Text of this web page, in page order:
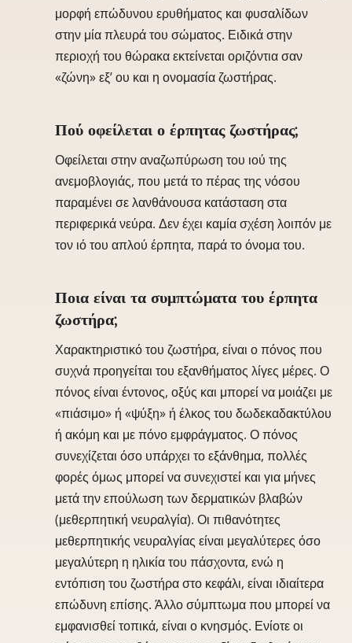
μορφή επώδυνου ερυθήματος και φυσαλίδων
στην μία πλευρά του σώματος. Ειδικά στην
περιοχή του θώρακα εκτείνεται οριζόντια σαν
«ζώνη» εξ’ ου και η ονομασία ζωστήρας.
Πού οφείλεται ο έρπητας ζωστήρας;
Οφείλεται στην αναζωπύρωση του ιού της
ανεμοβλογιάς, που μετά το πέρας της νόσου
παραμένει σε λανθάνουσα κατάσταση στα
περιφερικά νεύρα. Δεν έχει καμία σχέση λοιπόν με
τον ιό του απλού έρπητα, παρά το όνομα του.
Ποια είναι τα συμπτώματα του έρπητα
ζωστήρα;
Χαρακτηριστικό του ζωστήρα, είναι ο πόνος που
συχνά προηγείται του εξανθήματος λίγες μέρες. Ο
πόνος είναι έντονος, οξύς και μπορεί να μοιάζει με
«πιάσιμο» ή «ψύξη» ή έλκος του δωδεκαδακτύλου
ή ακόμη και με πόνο εμφράγματος. Ο πόνος
συνεχίζεται όσο υπάρχει το εξάνθημα, πολλές
φορές όμως μπορεί να συνεχιστεί και για μήνες
μετά την επούλωση των δερματικών βλαβών
(μεθερπητική νευραλγία). Οι πιθανότητες
μεθερπητικής νευραλγίας είναι μεγαλύτερες όσο
μεγαλύτερη η ηλικία του πάσχοντα, ενώ η
εντόπιση του ζωστήρα στο κεφάλι, είναι ιδιαίτερα
επώδυνη επίσης. Άλλο σύμπτωμα που μπορεί να
εμφανισθεί τοπικά, είναι ο κνησμός. Ενίοτε οι